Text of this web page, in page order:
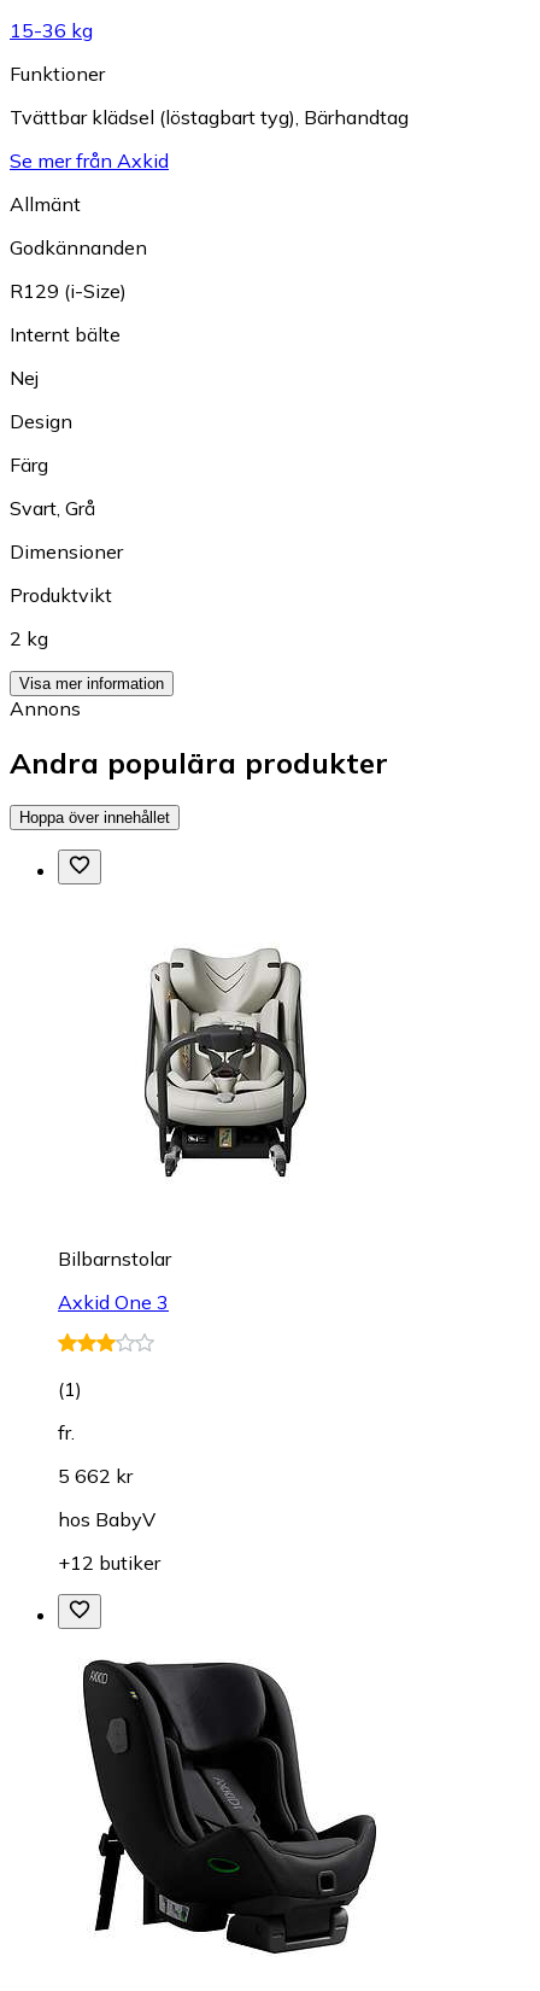
15-36 kg
Funktioner
Tvättbar klädsel (löstagbart tyg) Bärhandtag
Se mer från Axkid
Allmänt
Godkännanden
R129 (i-Size)
Internt bälte
Nej
Design
Färg
Svart Grå
Dimensioner
Produktvikt
2 kg
Visa mer information
Annons
Andra populära produkter
Hoppa över innehållet
Bilbarnstolar
Axkid One 3
(1)
fr.
5 662 kr
hos BabyV
+12 butiker